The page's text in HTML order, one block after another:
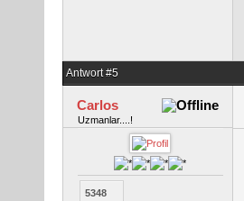
Antwort #5
Carlos
Uzmanlar....!
5348